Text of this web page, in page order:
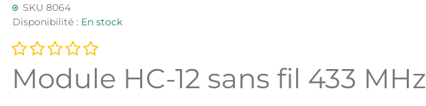
SKU 8064
Disponibilité : En stock
Module HC-12 sans fil 433 MHz